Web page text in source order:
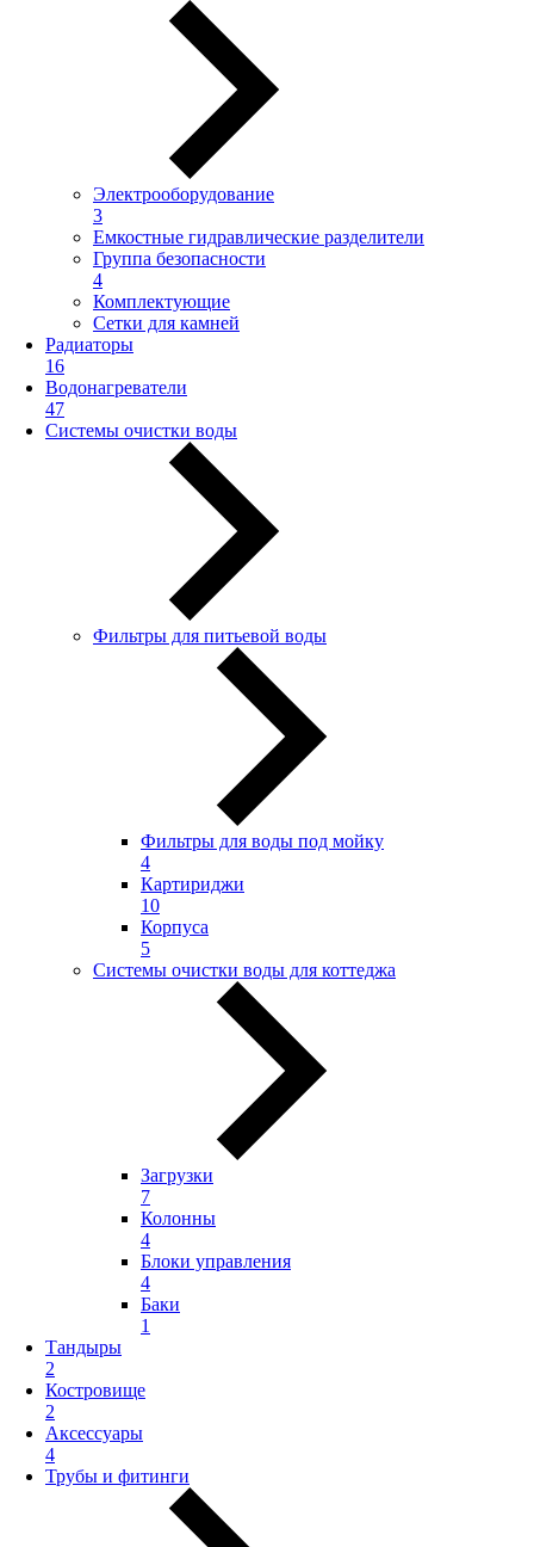
Электрооборудование
3
Емкостные гидравлические разделители
Группа безопасности
4
Комплектующие
Сетки для камней
Радиаторы
16
Водонагреватели
47
Системы очистки воды
Фильтры для питьевой воды
Фильтры для воды под мойку
4
Картириджи
10
Корпуса
5
Системы очистки воды для коттеджа
Загрузки
7
Колонны
4
Блоки управления
4
Баки
1
Тандыры
2
Костровище
2
Аксессуары
4
Трубы и фитинги